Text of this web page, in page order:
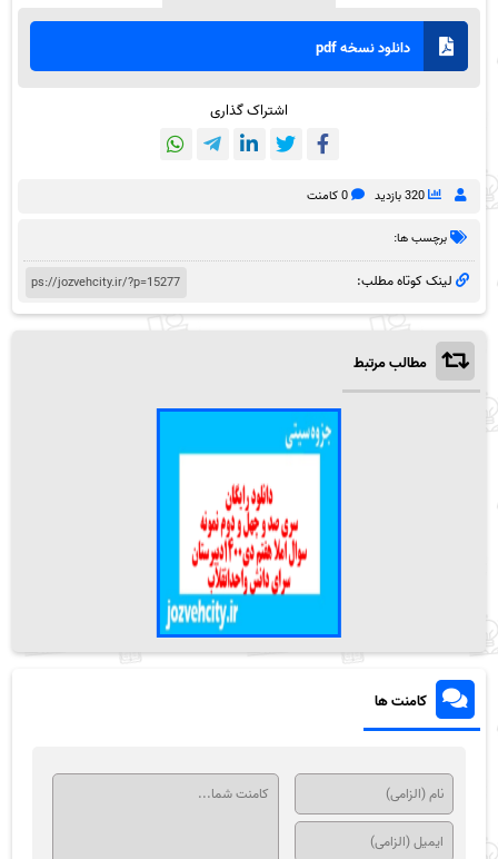
دانلود نسخه pdf
اشتراک گذاری
320 بازدید 0 کامنت
برچسب ها:
لینک کوتاه مطلب:
مطالب مرتبط
کامنت ها